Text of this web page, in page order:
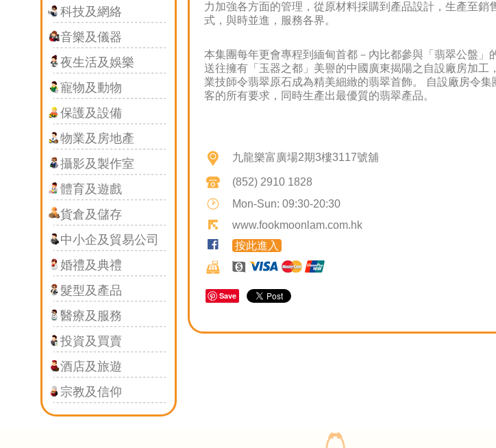
科技及網絡
音樂及儀器
夜生活及娛樂
寵物及動物
保護及設備
物業及房地產
攝影及製作室
體育及遊戲
貨倉及儲存
中小企及貿易公司
婚禮及典禮
髮型及產品
醫療及服務
投資及買賣
酒店及旅遊
宗教及信仰
力加強各方面的管理，從原材料採購到產品設計，生產至銷
式，與時並進，服務各界。
本集團每年更會專程到緬甸首都－內比都參與「翡翠公盤」
送往擁有「玉器之都」美譽的中國廣東揭陽之自設廠房加工
業技師令翡翠原石成為精美細緻的翡翠首飾。 自設廠房令
客的所有要求，同時生產出最優質的翡翠產品。
九龍樂富廣場2期3樓3117號舖
(852) 2910 1828
Mon-Sun: 09:30-20:30
www.fookmoonlam.com.hk
按此進入
Save